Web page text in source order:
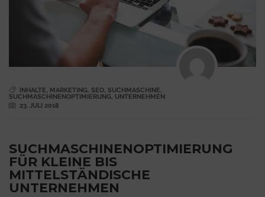
INHALTE, MARKETING, SEO, SUCHMASCHINE,
SUCHMASCHINENOPTIMIERUNG, UNTERNEHMEN
23. JULI 2018
SUCHMASCHINENOPTIMIERUNG
FÜR KLEINE BIS
MITTELSTÄNDISCHE
UNTERNEHMEN